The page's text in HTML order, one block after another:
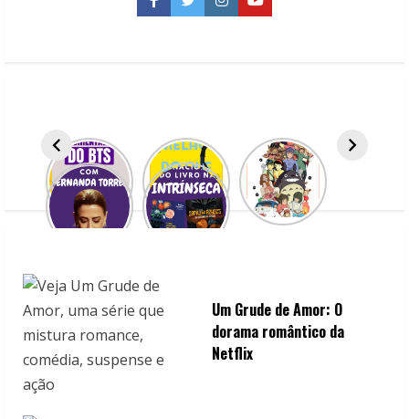
mistério
Facebook
TwitterInstagramYouTube
Um Grude de Amor: O
dorama romântico da
Netflix